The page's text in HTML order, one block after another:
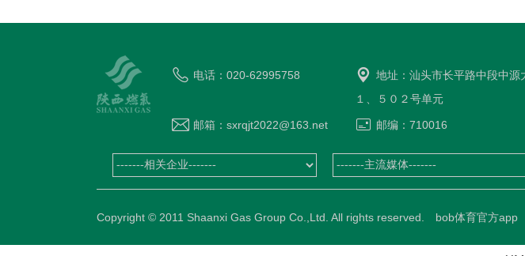
电话：020-62995758
地址：汕头市长平路中段中源
１、５０２号单元
邮箱：sxrqjt2022@163.net 邮编：710016
Copyright © 2011 Shaanxi Gas Group Co.,Ltd. All rights reserved. bob体育官方app